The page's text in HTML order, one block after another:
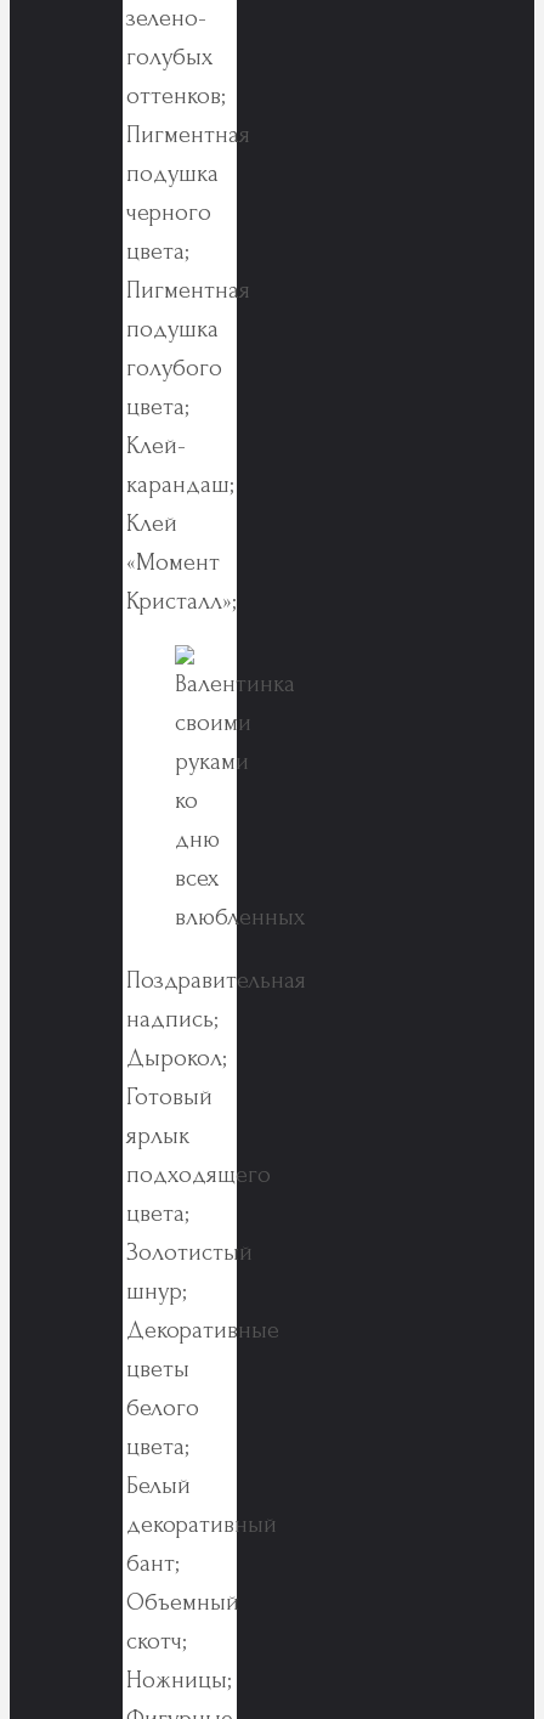
зелено-
голубых
оттенков;
Пигментная
подушка
черного
цвета;
Пигментная
подушка
голубого
цвета;
Клей-
карандаш;
Клей
«Момент
Кристалл»;
Поздравительная
надпись;
Дырокол;
Готовый
ярлык
подходящего
цвета;
Золотистый
шнур;
Декоративные
цветы
белого
цвета;
Белый
декоративный
бант;
Объемный
скотч;
Ножницы;